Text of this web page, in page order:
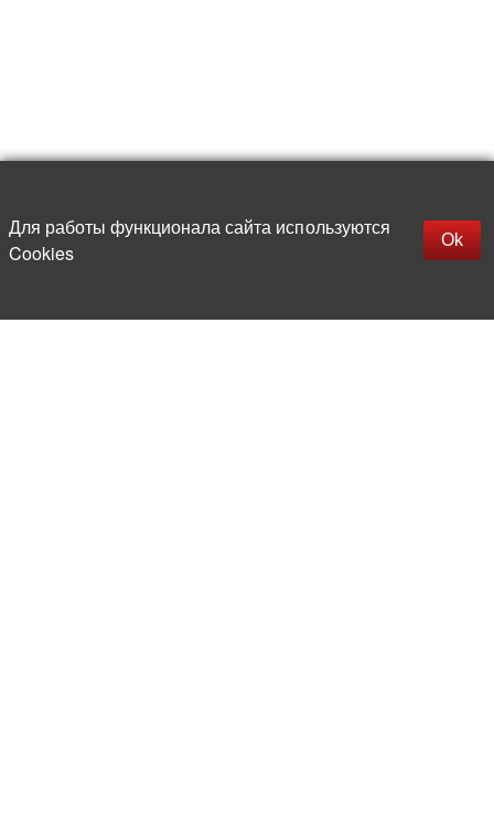
Фильтры
Для работы функционала сайта используются
Cookies
Ok